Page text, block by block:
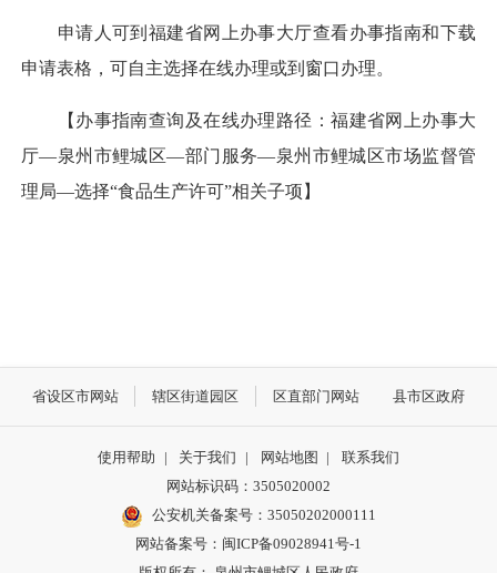
申请人可到福建省网上办事大厅查看办事指南和下载
申请表格，可自主选择在线办理或到窗口办理。
【办事指南查询及在线办理路径：福建省网上办事大
厅—泉州市鲤城区—部门服务—泉州市鲤城区市场监督管
理局—选择“食品生产许可”相关子项】
省设区市网站 辖区街道园区 区直部门网站 县市区政府
使用帮助 | 关于我们 | 网站地图 |
联系我们
网站标识码：3505020002
公安机关备案号：35050202000111
网站备案号：闽ICP备09028941号-1